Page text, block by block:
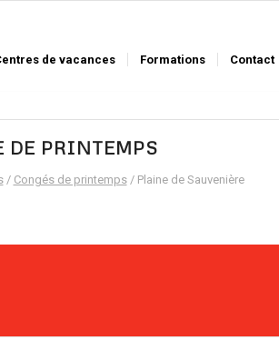
de vacances Formations Contact
DE PRINTEMPS
/ Congés de printemps/ Plaine de Sauvenière